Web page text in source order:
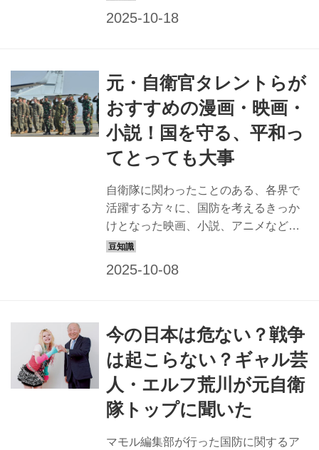
の隊員たちに紹介してもらった。 コミ
ック『エリア88』 この作品を読んで空
自の戦闘機乗りになりたいと思った
（空自／2佐／男性・50代） 中学時
代、兄の影響で読み始め、熱中したこ
とを覚えています。 作中で登場人物が
仲間を助けるために自分も犠牲になる
シーンでは、「自分中心」の傭兵たち
でも仲間を守るために戦うことに感動
を覚...
元・自衛官タレントらが
おすすめの漫画・映画・
小説！国を守る、平和っ
てとっても大事
自衛隊に関わったことのある、各界で
活躍する方々に、国防を考えるきっか
けとなった映画、小説、アニメなどの
エンターテインメント作品について教
経験をしてほしくない」 【岡田朋峰さ
ん】 1998年、東京都生まれ。「2019ミ
ス・インターナショナル」日本代表な
どモデル・タレントとして活躍。父は
俳優の岡田眞澄さん。24年9月より、防
衛省広報アドバイザーを務める。横浜
のコミュニティラジオ局FM Salusの番
今の日本は危ない？戦争
は起こらない？ギャル芸
人・エルフ荒川が元自衛
隊トップに聞いた
マモル編集部が行った国防に関するア